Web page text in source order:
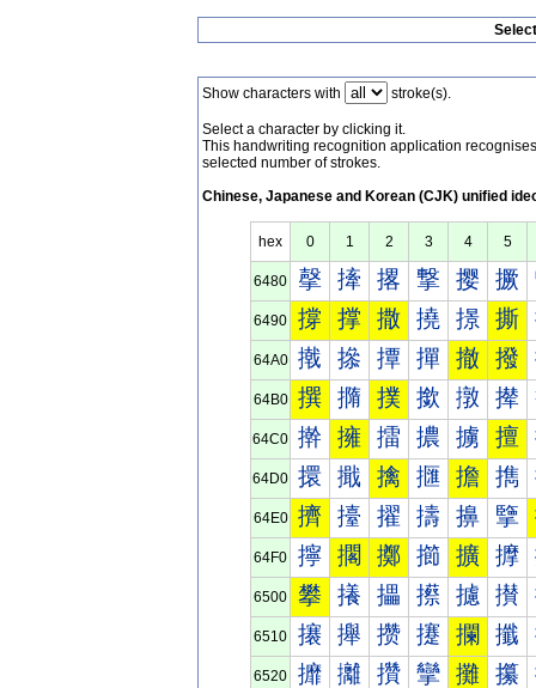
Show characters with stroke(s).
Select a character by clicking it.
This handwriting recognition application
selected number of strokes.
Chinese, Japanese and Korean (CJK) unified
hex 0 1 2 3 4 5
6480 撀 撁 撂 撃 撄 撅
6490 撐 撑 撒 撓 撔 撕
64A0 撠 撡 撢 撣 撤 撥
64B0 撰 撱 撲 撳 撴 撵
64C0 擀 擁 擂 擃 擄 擅
64D0 擐 擑 擒 擓 擔 擕
64E0 擠 擡 擢 擣 擤 擥
64F0 擰 擱 擲 擳 擴 擵
6500 攀 攁 攂 攃 攄 攅
6510 攐 攑 攒 攓 攔 攕
6520 攠 攡 攢 攣 攤 攥